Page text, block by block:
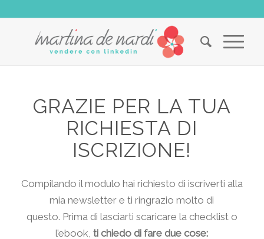
GRAZIE PER LA TUA
RICHIESTA DI
ISCRIZIONE!
Compilando il modulo hai richiesto di iscriverti alla
mia newsletter e ti ringrazio molto di
questo. Prima di lasciarti scaricare la checklist o
l’ebook,ti chiedo di fare due cose: